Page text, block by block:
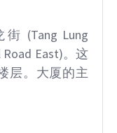
(Tang Lung
East)。这
层。大厦的主